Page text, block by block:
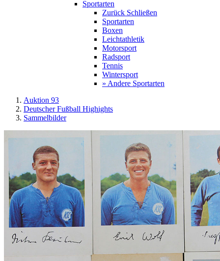
Sportarten
Zurück Schließen
Sportarten
Boxen
Leichtathletik
Motorsport
Radsport
Tennis
Wintersport
» Andere Sportarten
Auktion 93
Deutscher Fußball Highights
Sammelbilder